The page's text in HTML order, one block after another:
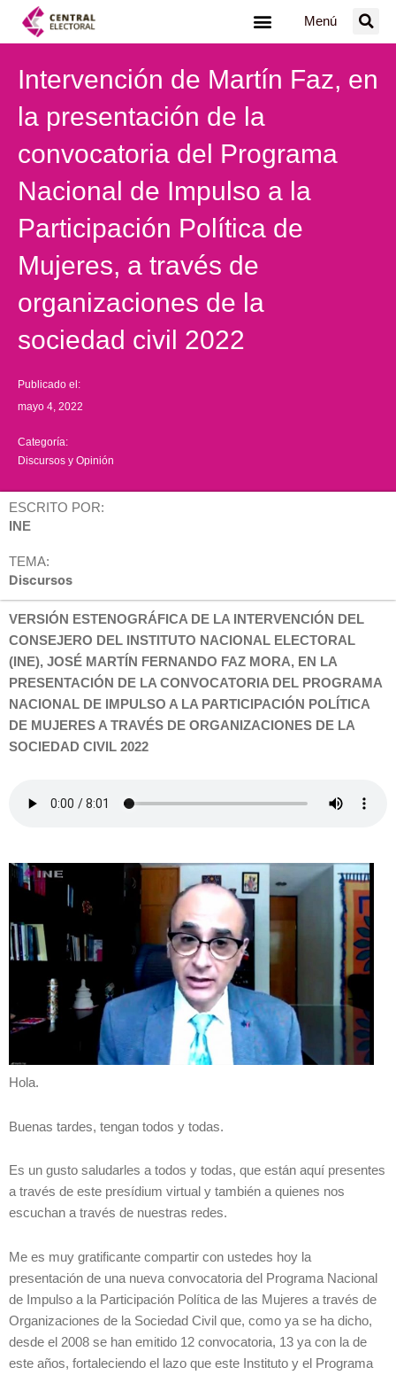
Menú
Intervención de Martín Faz, en
la presentación de la
convocatoria del Programa
Nacional de Impulso a la
Participación Política de
Mujeres, a través de
organizaciones de la
sociedad civil 2022
Publicado el:
mayo 4, 2022
Categoría:
Discursos y Opinión
ESCRITO POR:
INE
TEMA:
Discursos
VERSIÓN ESTENOGRÁFICA DE LA INTERVENCIÓN DEL
CONSEJERO DEL INSTITUTO NACIONAL ELECTORAL
(INE), JOSÉ MARTÍN FERNANDO FAZ MORA, EN LA
PRESENTACIÓN DE LA CONVOCATORIA DEL PROGRAMA
NACIONAL DE IMPULSO A LA PARTICIPACIÓN POLÍTICA
DE MUJERES A TRAVÉS DE ORGANIZACIONES DE LA
SOCIEDAD CIVIL 2022
Hola.
Buenas tardes, tengan todos y todas.
Es un gusto saludarles a todos y todas, que están aquí presentes
a través de este presídium virtual y también a quienes nos
escuchan a través de nuestras redes.
Me es muy gratificante compartir con ustedes hoy la
presentación de una nueva convocatoria del Programa Nacional
de Impulso a la Participación Política de las Mujeres a través de
Organizaciones de la Sociedad Civil que, como ya se ha dicho,
desde el 2008 se han emitido 12 convocatoria, 13 ya con la de
este años, fortaleciendo el lazo que este Instituto y el Programa